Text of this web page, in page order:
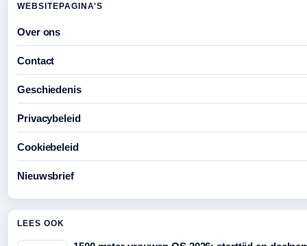
WEBSITEPAGINA'S
Over ons
Contact
Geschiedenis
Privacybeleid
Cookiebeleid
Nieuwsbrief
LEES OOK